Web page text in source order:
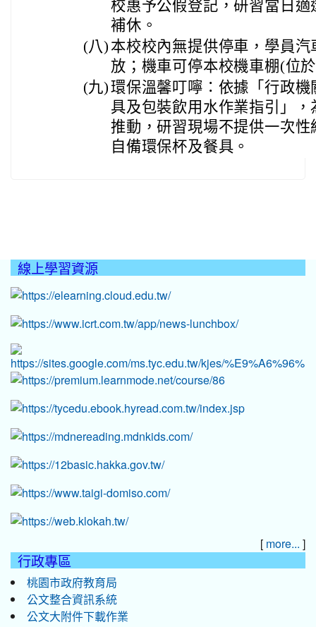
校惠予公假登記，研習當日
補休。
(八) 本校校內無提供停車，學員
放；機車可停本校機車棚(位
(九)環保溫馨叮嚀：依據「行政
具及包裝飲用水作業指引」
推動，研習現場不提供一次
自備環保杯及餐具。
線上學習資源
[ more... ]
行政專區
桃園市政府教育局
公文整合資訊系統
公文大附件下載作業